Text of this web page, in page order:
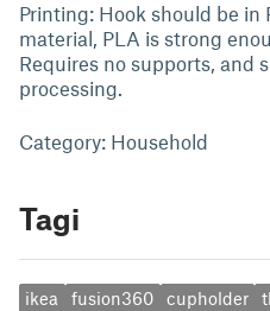
Printing: Hook should be in
material, PLA is strong
Requires no supports, and
processing.
Category: Household
Tagi
ikea fusion360 cupholder